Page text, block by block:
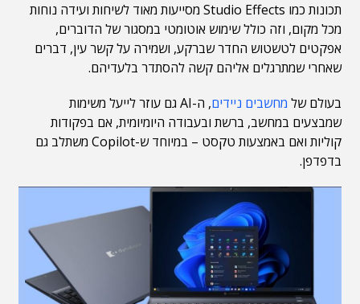
תכונות כמו Studio Effects מסייעות מאוד לשיחות ועידה נוחות
מכל מקום, וזה כולל שימוש אוטומטי במסגור של הדוברים,
אפקטים לטשטוש החדר שברקע, ושמירה על קשר עין, דברים
שאחרי שמתרגלים אליהם קשה להסתדר בלעדיהם.
בעולם של מחשבים ניידים
, ה-AI גם עוזר לייעל משימות
שמבצעים במחשב, ברשת ובעבודה היומיומית, אם בפקודות
קוליות ואם באמצעות טקסט – במיוחד ש-Copilot משתלב גם
בדפדפן.